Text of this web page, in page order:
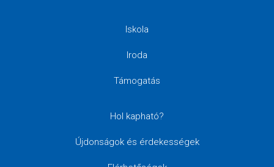
Iskola
Iroda
Támogatás
Hol kapható?
Újdonságok és érdekességek